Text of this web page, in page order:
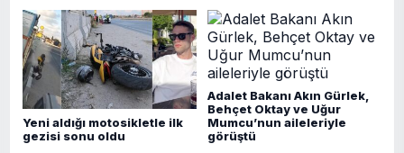
Yeni aldığı motosikletle ilk
gezisi sonu oldu
Adalet Bakanı Akın Gürlek,
Behçet Oktay ve Uğur
Mumcu’nun aileleriyle
görüştü